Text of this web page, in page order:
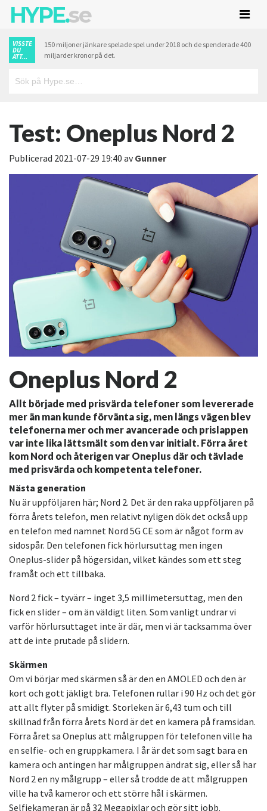
HYPE.se
VISSTE
DU
ATT...
150 miljoner jänkare spelade spel under 2018 och de spenderade 400
miljarder kronor på det.
Test: Oneplus Nord 2
Publicerad 2021-07-29 19:40 avGunner
Oneplus Nord 2
Allt började med prisvärda telefoner som levererade
mer än man kunde förvänta sig, men längs vägen blev
telefonerna mer och mer avancerade och prislappen
var inte lika lättsmält som den var initialt. Förra året
kom Nord och återigen var Oneplus där och tävlade
med prisvärda och kompetenta telefoner.
Nästa generation
Nu är uppföljaren här; Nord 2. Det är den raka uppföljaren på
förra årets telefon, men relativt nyligen dök det också upp
en telefon med namnet Nord 5G CE som är något form av
sidospår. Den telefonen fick hörlursuttag men ingen
Oneplus-slider på högersidan, vilket kändes som ett steg
framåt och ett tillbaka.
Nord 2 fick – tyvärr – inget 3,5 millimetersuttag, men den
fick en slider – om än väldigt liten. Som vanligt undrar vi
varför hörlursuttaget inte är där, men vi är tacksamma över
att de inte prutade på slidern.
Skärmen
Om vi börjar med skärmen så är den en AMOLED och den är
kort och gott jäkligt bra. Telefonen rullar i 90 Hz och det gör
att allt flyter på smidigt. Storleken är 6,43 tum och till
skillnad från förra årets Nord är det en kamera på framsidan.
Förra året sa Oneplus att målgruppen för telefonen ville ha
en selfie- och en gruppkamera. I år är det som sagt bara en
kamera och antingen har målgruppen ändrat sig, eller så har
Nord 2 en ny målgrupp – eller så trodde de att målgruppen
ville ha två kameror och ett större hål i skärmen.
Selfiekameran är på 32 Megapixlar och gör sitt jobb.